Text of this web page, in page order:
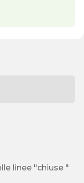
linee "chiuse "